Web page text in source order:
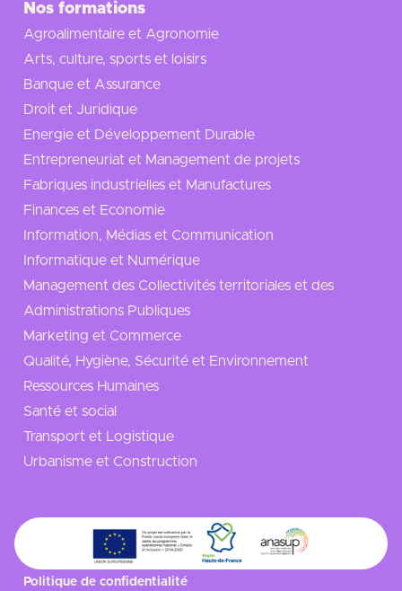
Nos formations
Agroalimentaire et Agronomie
Arts, culture, sports et loisirs
Banque et Assurance
Droit et Juridique
Energie et Développement Durable
Entrepreneuriat et Management de projets
Fabriques industrielles et Manufactures
Finances et Economie
Information, Médias et Communication
Informatique et Numérique
Management des Collectivités territoriales et des
Administrations Publiques
Marketing et Commerce
Qualité, Hygiène, Sécurité et Environnement
Ressources Humaines
Santé et social
Transport et Logistique
Urbanisme et Construction
Politique de confidentialité